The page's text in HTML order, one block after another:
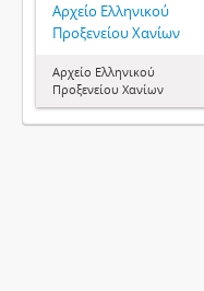
Αρχείο Ελληνικού
Προξενείου Χανίων
Αρχείο Ελληνικού
Προξενείου Χανίων